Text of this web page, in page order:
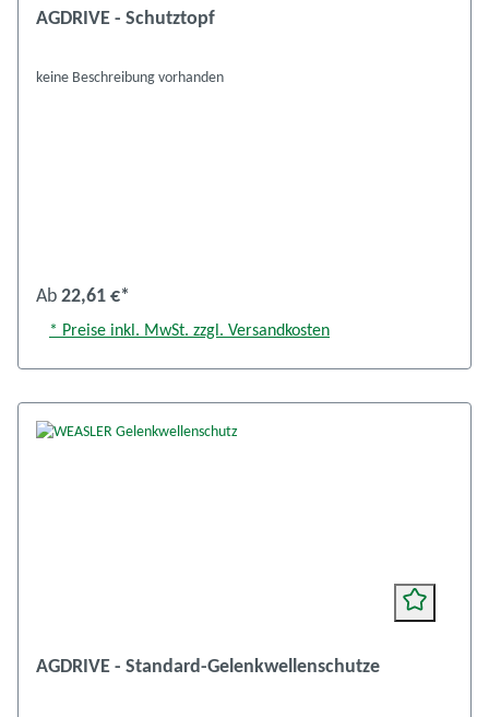
AGDRIVE - Schutztopf
keine Beschreibung vorhanden
Ab 22,61 €*
* Preise inkl. MwSt. zzgl. Versandkosten
AGDRIVE - Standard-Gelenkwellenschutze